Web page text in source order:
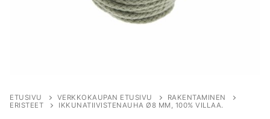
ETUSIVU VERKKOKAUPAN ETUSIVU
RAKENTAMINEN
ERISTEET
IKKUNATIIVISTENAUHA Ø8 MM, 100% VILLAA.